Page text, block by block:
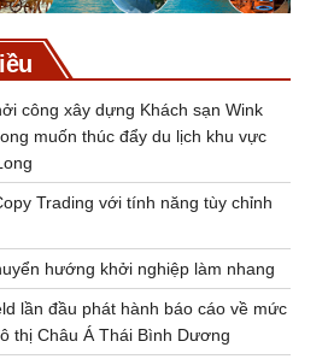
công xây dựng Khách sạn Wink
muốn thúc đẩy du lịch khu vực
Trading với tính năng tùy chỉnh
hướng khởi nghiệp làm nhang
lần đầu phát hành báo cáo về mức
thị Châu Á Thái Bình Dương